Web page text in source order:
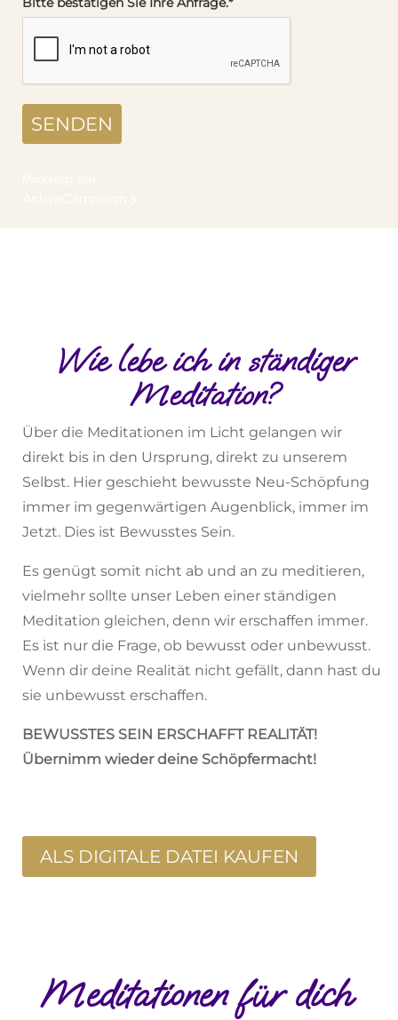
SENDEN
Wie lebe ich in ständiger
Meditation?
Über die Meditationen im Licht gelangen wir
direkt bis in den Ursprung, direkt zu unserem
Selbst. Hier geschieht bewusste Neu-Schöpfung
immer im gegenwärtigen Augenblick, immer im
Jetzt. Dies ist Bewusstes Sein.
Es genügt somit nicht ab und an zu meditieren,
vielmehr sollte unser Leben einer ständigen
Meditation gleichen, denn wir erschaffen immer.
Es ist nur die Frage, ob bewusst oder unbewusst.
Wenn dir deine Realität nicht gefällt, dann hast du
sie unbewusst erschaffen.
BEWUSSTES SEIN ERSCHAFFT REALITÄT!
Übernimm wieder deine Schöpfermacht!
ALS DIGITALE DATEI KAUFEN
Meditationen für dich